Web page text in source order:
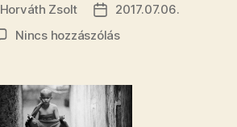
Horváth Zsolt
Bejegyzés
dátuma
2017.07.06.
Nincs hozzászólása(z)